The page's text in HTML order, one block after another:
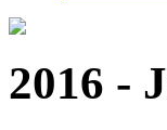
2016 -